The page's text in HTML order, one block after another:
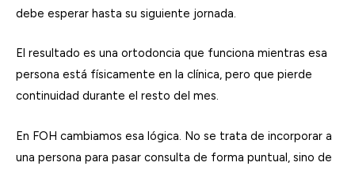
debe esperar hasta su siguiente jornada.
El resultado es una ortodoncia que funciona mientras esa
persona está físicamente en la clínica, pero que pierde
continuidad durante el resto del mes.
En FOH cambiamos esa lógica. No se trata de incorporar a
una persona para pasar consulta de forma puntual, sino de